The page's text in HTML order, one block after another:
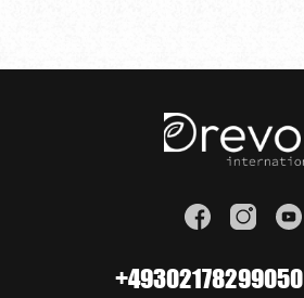
+49302178299050